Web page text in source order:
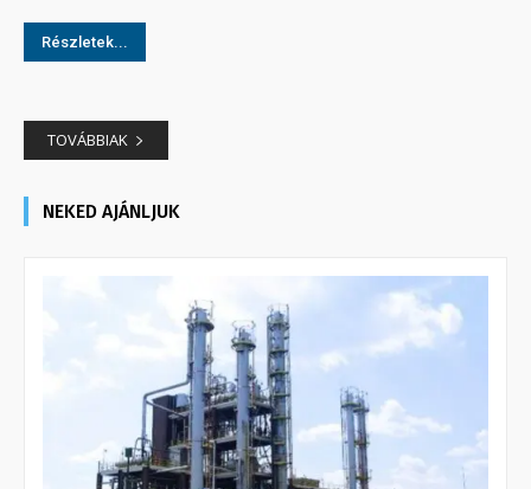
Részletek...
TOVÁBBIAK
NEKED AJÁNLJUK